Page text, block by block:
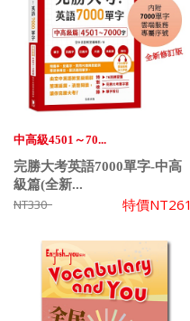
中高級4501～70...
完勝大考英語7000單字-中高
級篇(全新...
NT330 特價NT261